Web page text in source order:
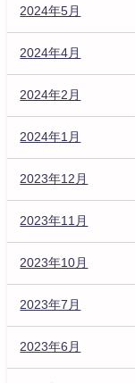
2024年5月
2024年4月
2024年2月
2024年1月
2023年12月
2023年11月
2023年10月
2023年7月
2023年6月